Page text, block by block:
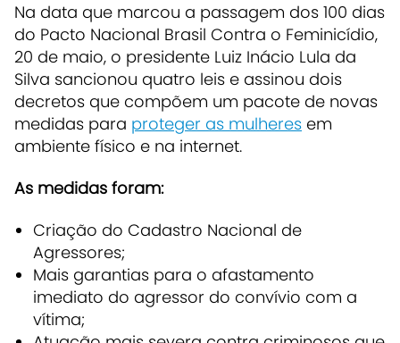
Na data que marcou a passagem dos 100 dias
do Pacto Nacional Brasil Contra o Feminicídio,
20 de maio, o presidente Luiz Inácio Lula da
Silva sancionou quatro leis e assinou dois
decretos que compõem um pacote de novas
medidas para proteger as mulheres em
ambiente físico e na internet.
As medidas foram:
Criação do Cadastro Nacional de
Agressores;
Mais garantias para o afastamento
imediato do agressor do convívio com a
vítima;